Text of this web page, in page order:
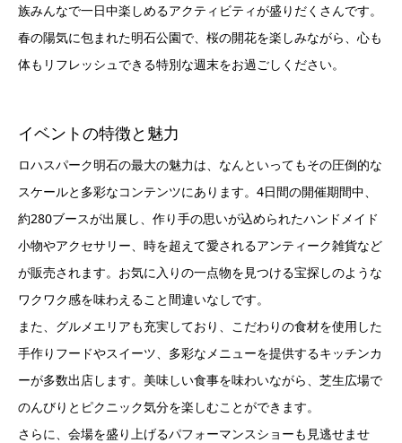
族みんなで一日中楽しめるアクティビティが盛りだくさんです。
春の陽気に包まれた明石公園で、桜の開花を楽しみながら、心も
体もリフレッシュできる特別な週末をお過ごしください。
イベントの特徴と魅力
ロハスパーク明石の最大の魅力は、なんといってもその圧倒的な
スケールと多彩なコンテンツにあります。4日間の開催期間中、
約280ブースが出展し、作り手の思いが込められたハンドメイド
小物やアクセサリー、時を超えて愛されるアンティーク雑貨など
が販売されます。お気に入りの一点物を見つける宝探しのような
ワクワク感を味わえること間違いなしです。
また、グルメエリアも充実しており、こだわりの食材を使用した
手作りフードやスイーツ、多彩なメニューを提供するキッチンカ
ーが多数出店します。美味しい食事を味わいながら、芝生広場で
のんびりとピクニック気分を楽しむことができます。
さらに、会場を盛り上げるパフォーマンスショーも見逃せませ